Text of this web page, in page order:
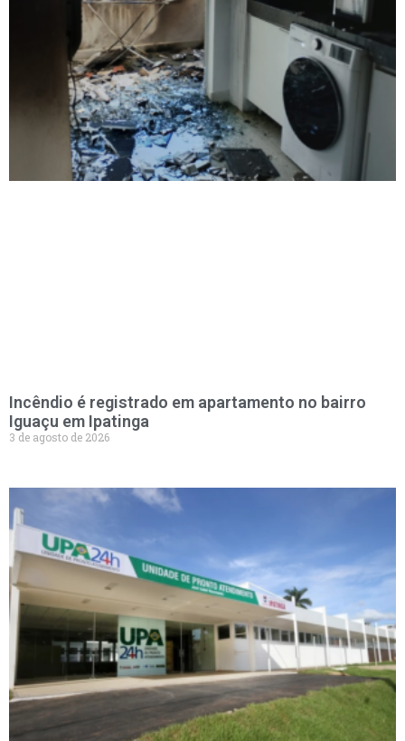
Incêndio é registrado em apartamento no bairro
Iguaçu em Ipatinga
3 de agosto de 2026